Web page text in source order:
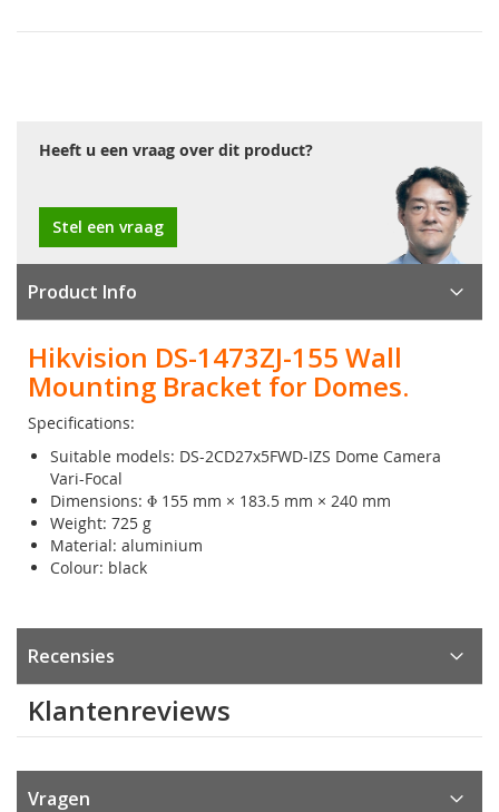
Heeft u een vraag over dit product?
Stel een vraag
Product Info
Hikvision DS-1473ZJ-155 Wall
Mounting Bracket for Domes.
Specifications:
Suitable models: DS-2CD27x5FWD-IZS Dome Camera
Vari-Focal
Dimensions: Φ 155 mm × 183.5 mm × 240 mm
Weight: 725 g
Material: aluminium
Colour: black
Recensies
Klantenreviews
Vragen